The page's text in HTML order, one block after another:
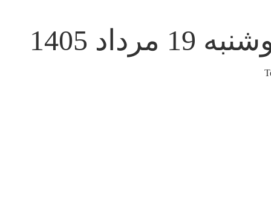
19 مرداد 1405